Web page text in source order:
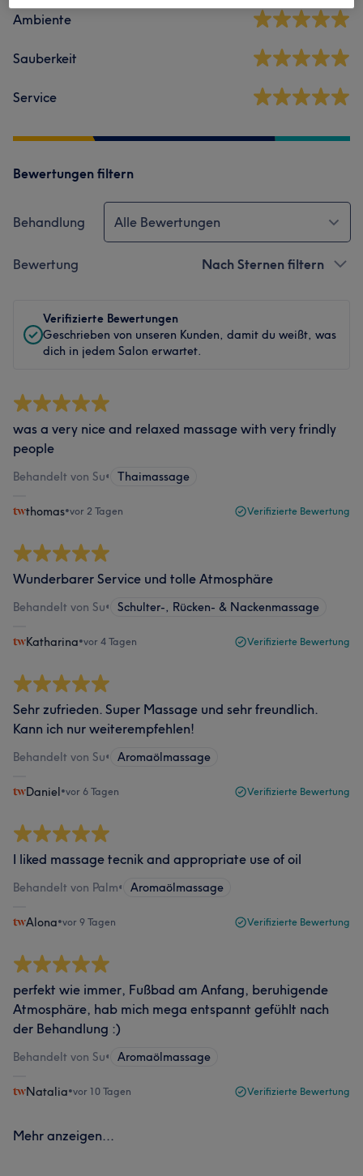
Ambiente
Sauberkeit
Service
Bewertungen filtern
Behandlung Alle Bewertungen
Bewertung Nach Sternen filtern
Verifizierte Bewertungen
Geschrieben von unseren Kunden, damit du weißt, was
dich in jedem Salon erwartet.
was a very nice and relaxed massage with very frindly
people
Behandelt von Su• Thaimassage
thomas•vor 2 Tagen Verifizierte Bewertung
Wunderbarer Service und tolle Atmosphäre
Behandelt von Su• Schulter-, Rücken- & Nackenmassage
Katharina•vor 4 Tagen Verifizierte Bewertung
Sehr zufrieden. Super Massage und sehr freundlich.
Kann ich nur weiterempfehlen!
Behandelt von Su• Aromaölmassage
Daniel•vor 6 Tagen Verifizierte Bewertung
I liked massage tecnik and appropriate use of oil
Behandelt von Palm• Aromaölmassage
Alona•vor 9 Tagen Verifizierte Bewertung
perfekt wie immer, Fußbad am Anfang, beruhigende
Atmosphäre, hab mich mega entspannt gefühlt nach
der Behandlung :)
Behandelt von Su• Aromaölmassage
Natalia•vor 10 Tagen Verifizierte Bewertung
Mehr anzeigen...